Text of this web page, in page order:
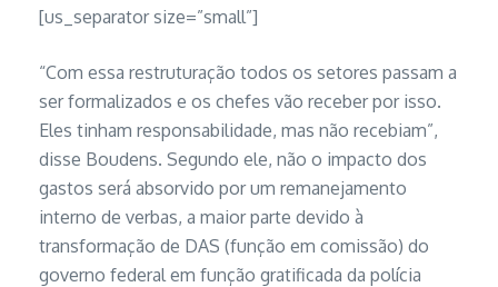
[us_separator size=”small”]
“Com essa restruturação todos os setores passam a
ser formalizados e os chefes vão receber por isso.
Eles tinham responsabilidade, mas não recebiam”,
disse Boudens. Segundo ele, não o impacto dos
gastos será absorvido por um remanejamento
interno de verbas, a maior parte devido à
transformação de DAS (função em comissão) do
governo federal em função gratificada da polícia